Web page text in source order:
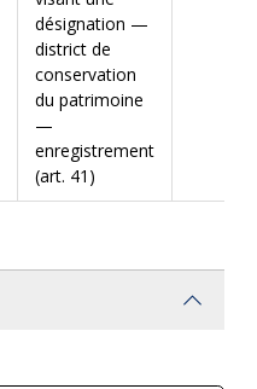
désignation —
district de
conservation
du patrimoine
—
enregistrement
(art. 41)